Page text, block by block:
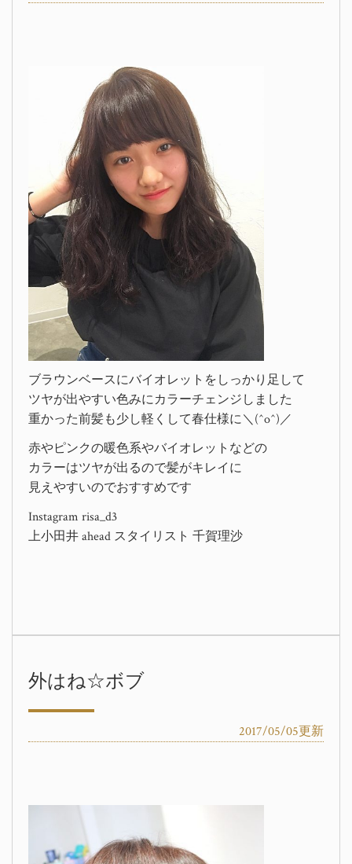
ブラウンベースにバイオレットをしっかり足して
ツヤが出やすい色みにカラーチェンジしました
重かった前髪も少し軽くして春仕様に＼(^o^)／
赤やピンクの暖色系やバイオレットなどの
カラーはツヤが出るので髪がキレイに
見えやすいのでおすすめです
Instagram risa_d3
上小田井 ahead スタイリスト 千賀理沙
外はね☆ボブ
2017/05/05更新